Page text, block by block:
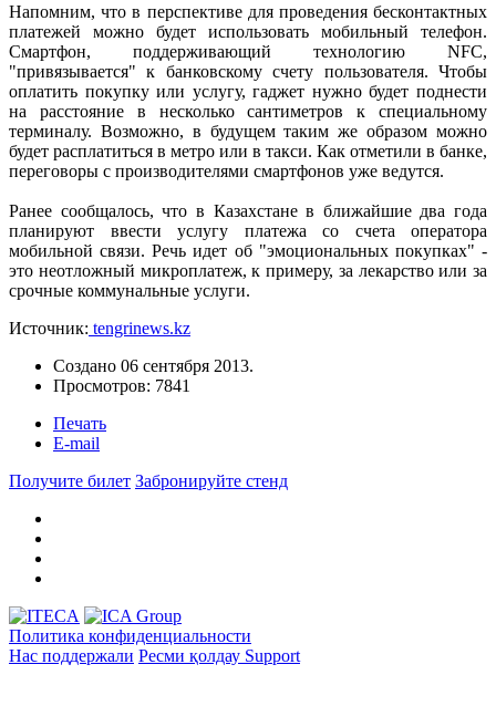
Напомним, что в перспективе для проведения бесконтактных
платежей можно будет использовать мобильный телефон.
Смартфон, поддерживающий технологию NFC,
"привязывается" к банковскому счету пользователя. Чтобы
оплатить покупку или услугу, гаджет нужно будет поднести
на расстояние в несколько сантиметров к специальному
терминалу. Возможно, в будущем таким же образом можно
будет расплатиться в метро или в такси. Как отметили в банке,
переговоры с производителями смартфонов уже ведутся.
Ранее сообщалось, что в Казахстане в ближайшие два года
планируют ввести услугу платежа со счета оператора
мобильной связи. Речь идет об "эмоциональных покупках" -
это неотложный микроплатеж, к примеру, за лекарство или за
срочные коммунальные услуги.
Источник: tengrinews.kz
Создано 06 сентября 2013.
Просмотров: 7841
Печать
E-mail
Получите билет Забронируйте стенд
Политика конфиденциальности
Нас поддержали Ресми қолдау Support